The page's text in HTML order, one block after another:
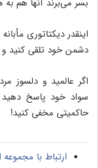
بسر می‌برند آنها هم
اینقدر دیکتاتوری
دشمن خود تلقی کنید و
اگر عالمید و دلسوز
سواد خود پاسخ دهید
حاکمیتی مخفی کنید!
ارتباط با